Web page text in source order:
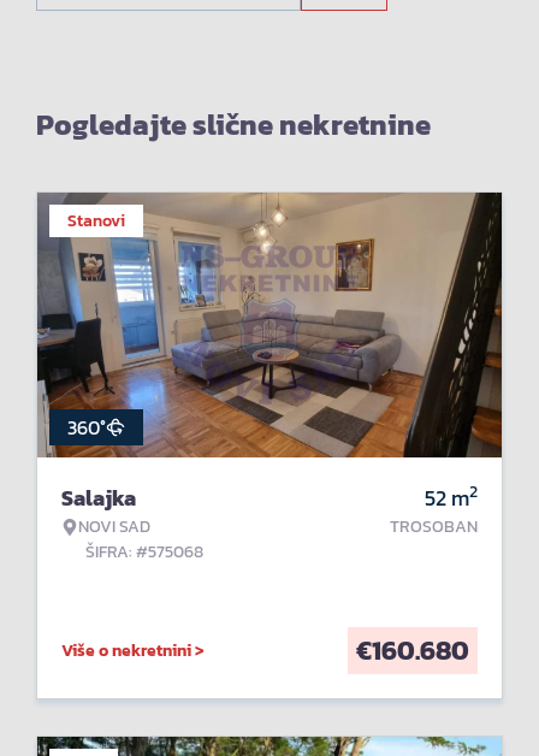
Pogledajte slične nekretnine
Stanovi
360°
Salajka
NOVI SAD
ŠIFRA: #575068
52m2
TROSOBAN
Više o nekretnini > €160.680